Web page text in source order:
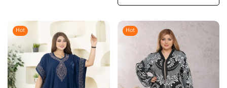
Hot
Hot